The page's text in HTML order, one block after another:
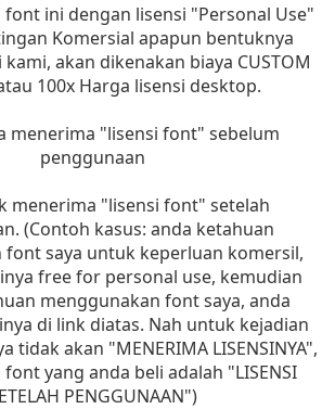
ini dengan lisensi "Personal Use"
Komersial apapun bentuknya
kami, akan dikenakan biaya CUSTOM
100x Harga lisensi desktop.
menerima "lisensi font" sebelum
penggunaan
menerima "lisensi font" setelah
(Contoh kasus: anda ketahuan
font saya untuk keperluan komersil,
free for personal use, kemudian
menggunakan font saya, anda
di link diatas. Nah untuk kejadian
tidak akan "MENERIMA LISENSINYA",
yang anda beli adalah "LISENSI
PENGGUNAAN")